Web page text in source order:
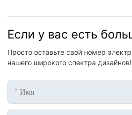
Если у вас есть
Просто оставьте свой номер
нашего широкого спектра дизайнов!
Имя